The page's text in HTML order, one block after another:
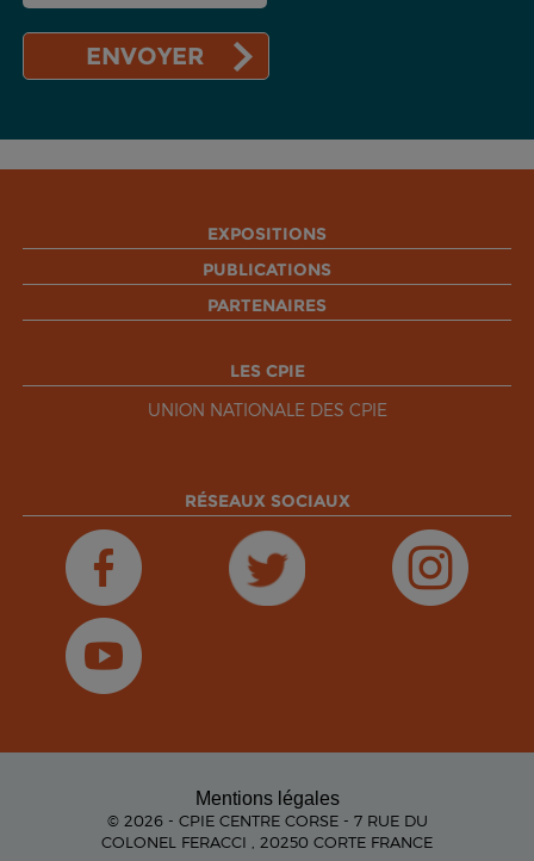
EXPOSITIONS
PUBLICATIONS
PARTENAIRES
LES CPIE
UNION NATIONALE DES CPIE
RÉSEAUX SOCIAUX
Mentions légales
© 2026 - CPIE CENTRE CORSE - 7 RUE DU
COLONEL FERACCI , 20250 CORTE FRANCE